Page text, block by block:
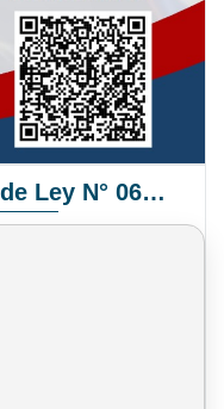
Pronunciamiento Institucional sobre el Proyecto de Ley N° 068/2025-2026 C.S.